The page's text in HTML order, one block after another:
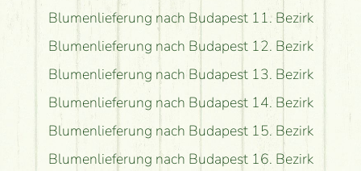
Blumenlieferung nach Budapest 11. Bezirk
Blumenlieferung nach Budapest 12. Bezirk
Blumenlieferung nach Budapest 13. Bezirk
Blumenlieferung nach Budapest 14. Bezirk
Blumenlieferung nach Budapest 15. Bezirk
Blumenlieferung nach Budapest 16. Bezirk